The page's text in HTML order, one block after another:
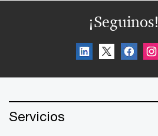
¡Seguinos!
Servicios